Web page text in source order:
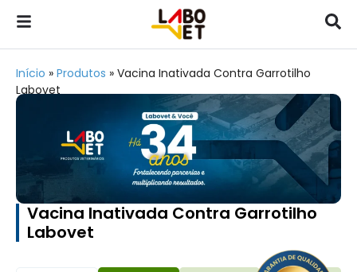
Início » Produtos » Vacina Inativada Contra Garrotilho
Labovet
Vacina Inativada Contra Garrotilho
Labovet